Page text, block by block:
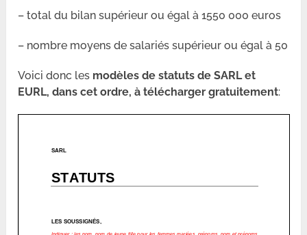
– total du bilan supérieur ou égal à 1550 000 euros
– nombre moyens de salariés supérieur ou égal à 50
Voici donc les modèles de statuts de SARL et
EURL, dans cet ordre, à télécharger gratuitement: